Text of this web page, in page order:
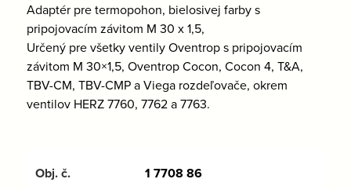
Adaptér pre termopohon, bielosivej farby s
pripojovacím závitom M 30 x 1,5,
Určený pre všetky ventily Oventrop s pripojovacím
závitom M 30×1,5, Oventrop Cocon, Cocon 4, T&A,
TBV-CM, TBV-CMP a Viega rozdeľovače, okrem
ventilov HERZ 7760, 7762 a 7763.
1 7708 86